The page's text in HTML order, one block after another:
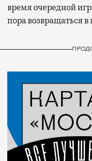
время очередной
пора возвращаться